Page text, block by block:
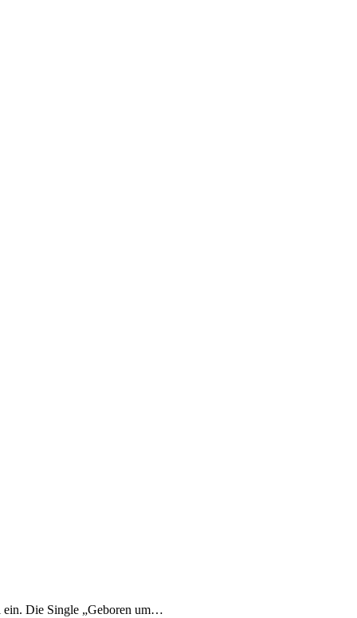
ein. Die Single „Geboren um…